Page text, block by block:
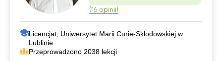
(16 opinii)
Licencjat, Uniwersytet Marii Curie-Skłodowskiej w
Lublinie
Przeprowadzono 2038 lekcji